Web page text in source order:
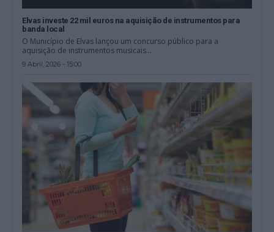
Elvas investe 22 mil euros na aquisição de instrumentos para
banda local
O Município de Elvas lançou um concurso público para a
aquisição de instrumentos musicais...
9 Abril, 2026 - 15:00